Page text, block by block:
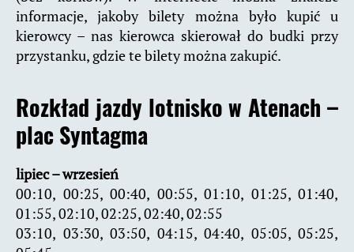
informacje, jakoby bilety można było kupić u
kierowcy – nas kierowca skierował do budki przy
przystanku, gdzie te bilety można zakupić.
Rozkład jazdy lotnisko w Atenach –
plac Syntagma
lipiec – wrzesień
00:10, 00:25, 00:40, 00:55, 01:10, 01:25, 01:40,
01:55, 02:10, 02:25, 02:40, 02:55
03:10, 03:30, 03:50, 04:15, 04:40, 05:05, 05:25,